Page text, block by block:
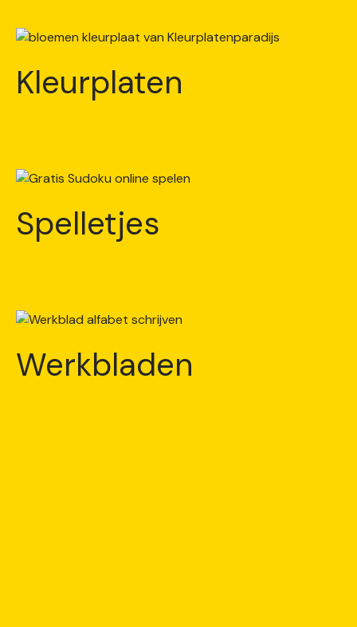
Kleurplaten
Spelletjes
Werkbladen